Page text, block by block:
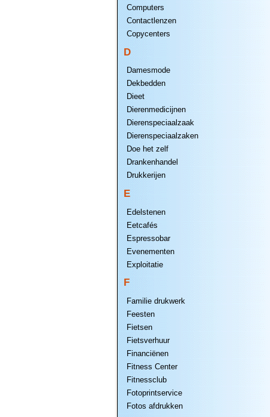
Computers
Contactlenzen
Copycenters
D
Damesmode
Dekbedden
Dieet
Dierenmedicijnen
Dierenspeciaalzaak
Dierenspeciaalzaken
Doe het zelf
Drankenhandel
Drukkerijen
E
Edelstenen
Eetcafés
Espressobar
Evenementen
Exploitatie
F
Familie drukwerk
Feesten
Fietsen
Fietsverhuur
Financiënen
Fitness Center
Fitnessclub
Fotoprintservice
Fotos afdrukken